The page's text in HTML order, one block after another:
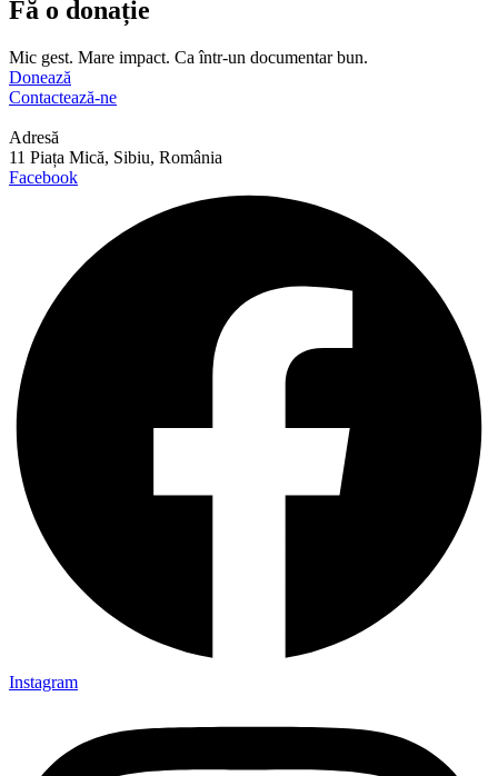
Fă o donație
Mic gest. Mare impact. Ca într-un documentar bun.
Donează
Contactează-ne
Adresă
11 Piața Mică, Sibiu, România
Facebook
Instagram